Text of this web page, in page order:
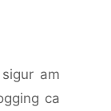
am
ca